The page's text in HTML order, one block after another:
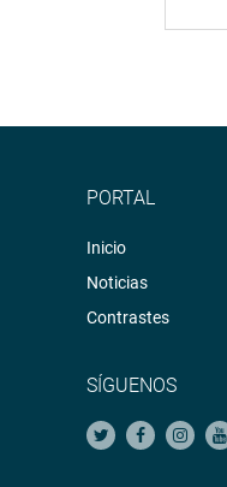
PORTAL
Inicio
Noticias
Contrastes
SÍGUENOS